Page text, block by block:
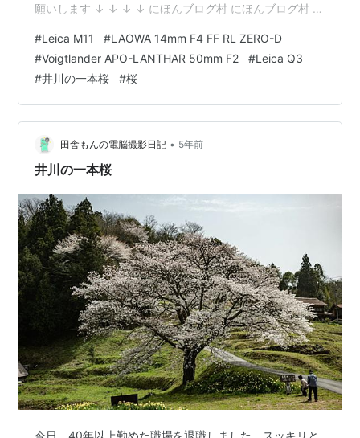
願いします ↓ ↓ ↓ ↓ にほんブログ村 にほんブログ村 に
#Leica M11 #LAOWA 14mm F4 FF RL ZERO-D
#Voigtlander APO-LANTHAR 50mm F2 #Leica Q3
#井川の一本桜 #桜
田舎もんの電脳撮影日記 • 5年前
井川の一本桜
今日、40年以上勤めた職場を退職しました。スッキリと